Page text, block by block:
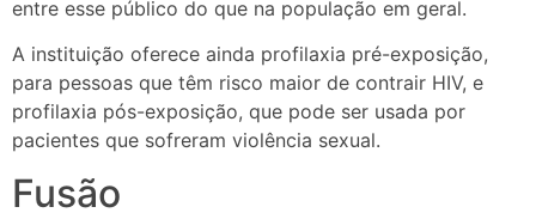
entre esse público do que na população em geral.
A instituição oferece ainda profilaxia pré-exposição,
para pessoas que têm risco maior de contrair HIV, e
profilaxia pós-exposição, que pode ser usada por
pacientes que sofreram violência sexual.
Fusão